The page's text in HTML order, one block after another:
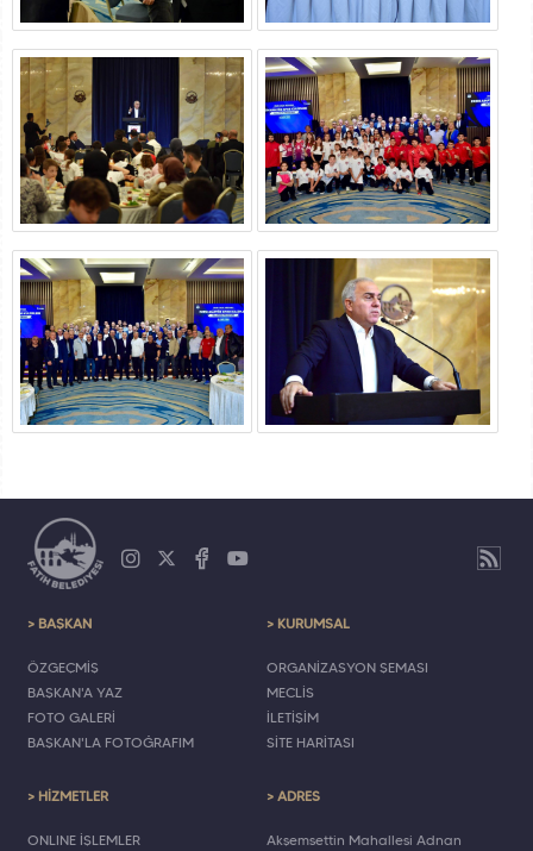
> BAŞKAN
ÖZGEÇMİŞ
BAŞKAN'A YAZ
FOTO GALERİ
BAŞKAN'LA FOTOĞRAFIM
> KURUMSAL
ORGANİZASYON ŞEMASI
MECLİS
İLETİŞİM
SİTE HARİTASI
> HİZMETLER
ONLINE İŞLEMLER
> ADRES
Akşemsettin Mahallesi Adnan